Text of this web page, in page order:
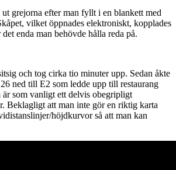
grejorna efter man fyllt i en blankett med
vilket öppnades elektroniskt, kopplades
enda man behövde hålla reda på.
och tog cirka tio minuter upp. Sedan åkte
ned till E2 som ledde upp till restaurang
är som vanligt ett delvis obegripligt
Beklagligt att man inte gör en riktig karta
höjdkurvor så att man kan